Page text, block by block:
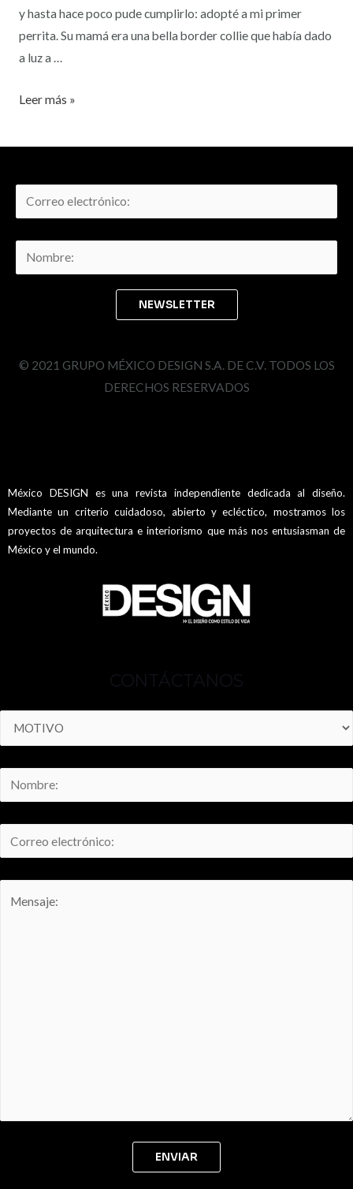
y hasta hace poco pude cumplirlo: adopté a mi primer
perrita. Su mamá era una bella border collie que había dado
a luz a …
Leer más »
© 2021 GRUPO MÉXICO DESIGN S.A. DE C.V. TODOS LOS
DERECHOS RESERVADOS
México DESIGN es una revista independiente dedicada al diseño.
Mediante un criterio cuidadoso, abierto y ecléctico, mostramos los
proyectos de arquitectura e interiorismo que más nos entusiasman de
México y el mundo.
CONTÁCTANOS